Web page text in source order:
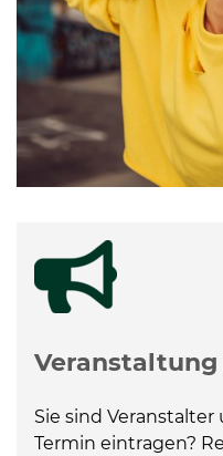
Sie sind
Termin eintragen?